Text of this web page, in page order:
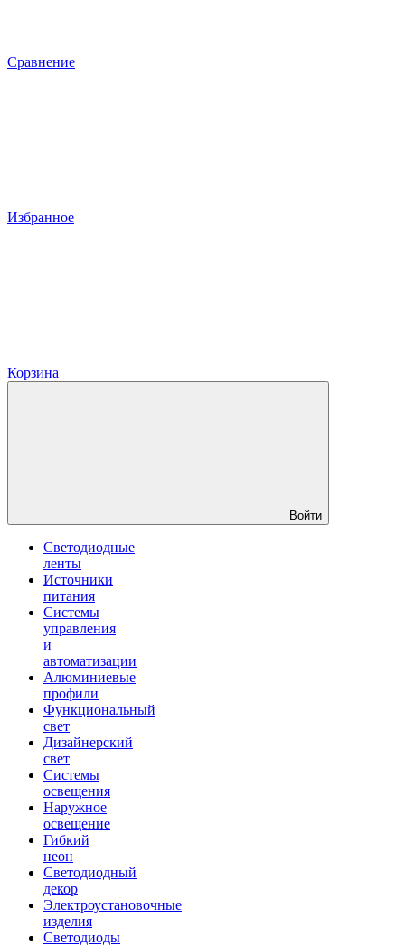
Сравнение
Избранное
Корзина
Войти
Светодиодные
ленты
Источники
питания
Системы
управления
и
автоматизации
Алюминиевые
профили
Функциональный
свет
Дизайнерский
свет
Системы
освещения
Наружное
освещение
Гибкий
неон
Светодиодный
декор
Электроустановочные
изделия
Светодиоды